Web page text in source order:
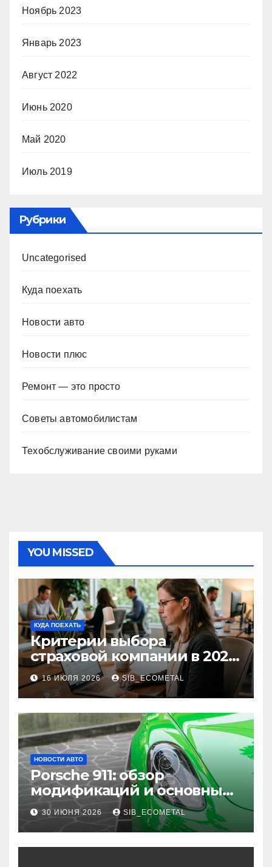
Ноябрь 2023
Январь 2023
Август 2022
Июнь 2020
Май 2020
Июль 2019
Рубрики
Uncategorised
Куда поехать
Новости авто
Новости плюс
Ремонт — это просто
Советы автомобилистам
Техобслуживание своими руками
YOU MISSED
КУДА ПОЕХАТЬ
Критерии выбора
страховой компании в 2026
году: надежность и
реальные отзывы о
выплатах
16 ИЮЛЯ 2026 SIB_ECOMETAL
НОВОСТИ АВТО
Porsche 911: обзор
модификаций и основные
характеристики
30 ИЮНЯ 2026 SIB_ECOMETAL